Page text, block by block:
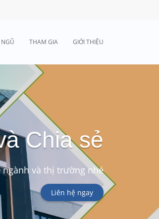
THAM GIA GIỚI THIỆU
Chia sẻ
ngành và thị trường nhé
Liên hệ ngay